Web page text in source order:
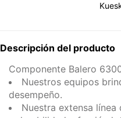
Descripción del producto
Componente Balero
Nuestros equipos
desempeño.
Nuestra extensa